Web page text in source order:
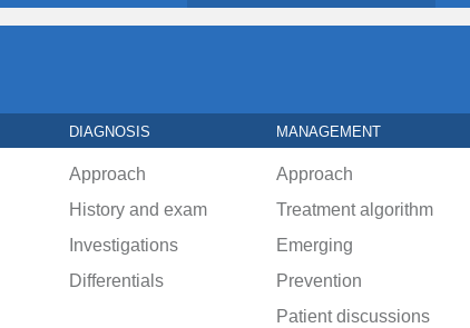
DIAGNOSIS MANAGEMENT
Approach
History and exam
Investigations
Differentials
Approach
Treatment algorithm
Emerging
Prevention
Patient discussions